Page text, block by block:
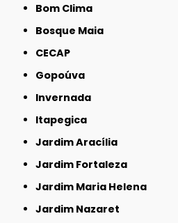
Bom Clima
Bosque Maia
CECAP
Gopoúva
Invernada
Itapegica
Jardim Aracília
Jardim Fortaleza
Jardim Maria Helena
Jardim Nazaret